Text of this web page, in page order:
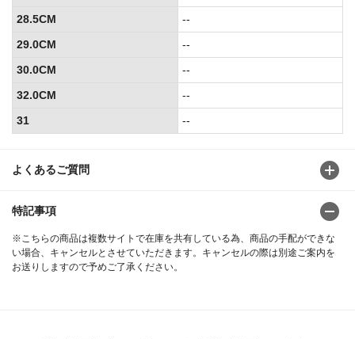
よくあるご質問
特記事項
※こちらの商品は複数サイトで在庫を共有している為、商品の手配ができな
い場合、キャンセルとさせていただきます。キャンセルの際は別途ご案内を
お送りしますので予めご了承ください。
28.5CM
--
29.0CM
--
30.0CM
--
32.0CM
--
31
--